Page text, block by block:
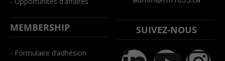
MEMBERSHIP
- Formulaire d’adhésion
SUIVEZ-NOUS